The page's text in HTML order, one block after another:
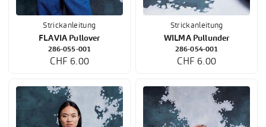
Strickanleitung
FLAVIA Pullover
286-055-001
CHF 6.00
Strickanleitung
WILMA Pullunder
286-054-001
CHF 6.00